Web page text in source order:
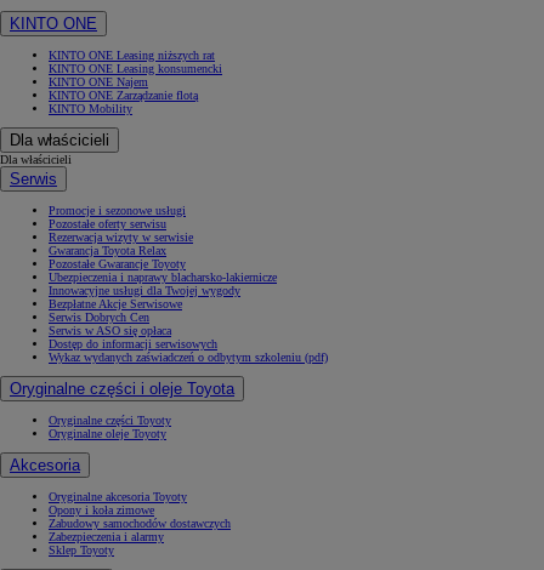
KINTO ONE
KINTO ONE Leasing niższych rat
KINTO ONE Leasing konsumencki
KINTO ONE Najem
KINTO ONE Zarządzanie flotą
KINTO Mobility
Dla właścicieli
Dla właścicieli
Serwis
Promocje i sezonowe usługi
Pozostałe oferty serwisu
Rezerwacja wizyty w serwisie
Gwarancja Toyota Relax
Pozostałe Gwarancje Toyoty
Ubezpieczenia i naprawy blacharsko-lakiernicze
Innowacyjne usługi dla Twojej wygody
Bezpłatne Akcje Serwisowe
Serwis Dobrych Cen
Serwis w ASO się opłaca
Dostęp do informacji serwisowych
Wykaz wydanych zaświadczeń o odbytym szkoleniu (pdf)
Oryginalne części i oleje Toyota
Oryginalne części Toyoty
Oryginalne oleje Toyoty
Akcesoria
Oryginalne akcesoria Toyoty
Opony i koła zimowe
Zabudowy samochodów dostawczych
Zabezpieczenia i alarmy
Sklep Toyoty